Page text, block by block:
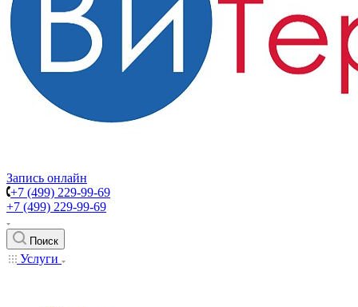
Запись онлайн
+7 (499) 229-99-69
+7 (499) 229-99-69
Поиск
Услуги